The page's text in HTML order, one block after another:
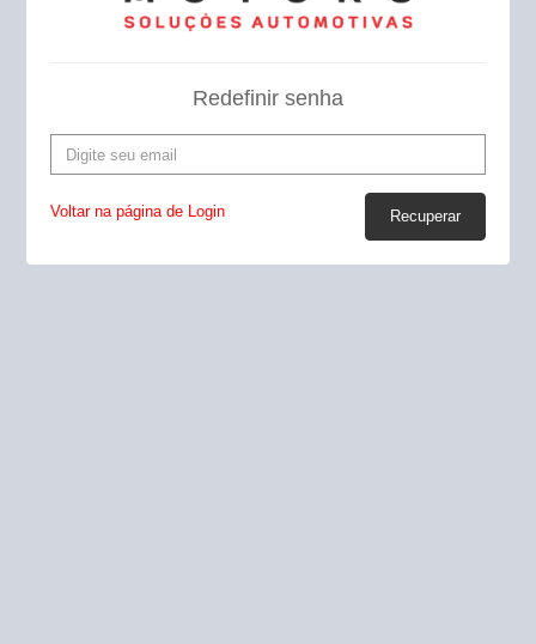
Redefinir senha
Voltar na página de Login